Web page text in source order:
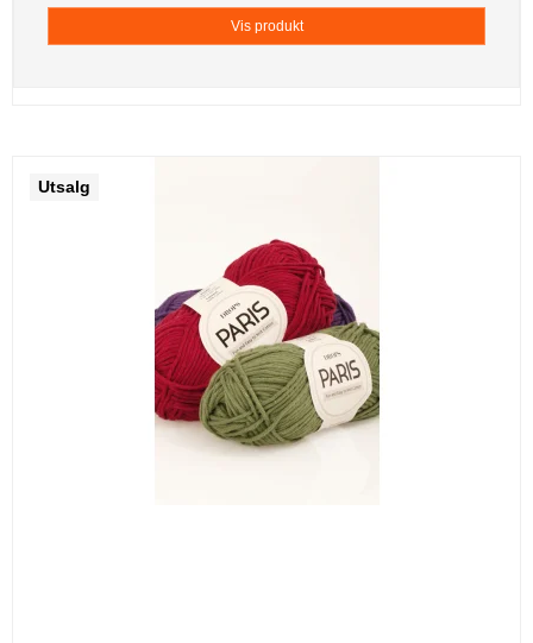
Vis produkt
Utsalg